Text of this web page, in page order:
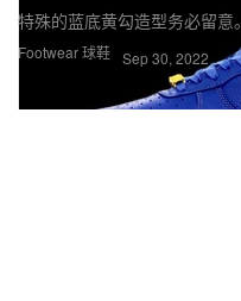
Footwear 球鞋
特殊的蓝底黄勾造型务必留意。
Sep 30, 2022